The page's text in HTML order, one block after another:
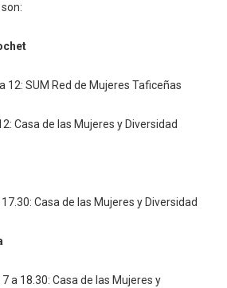
12: SUM Red de Mujeres Taficeñas
Casa de las Mujeres y Diversidad
Casa de las Mujeres y Diversidad
a 18.30: Casa de las Mujeres y